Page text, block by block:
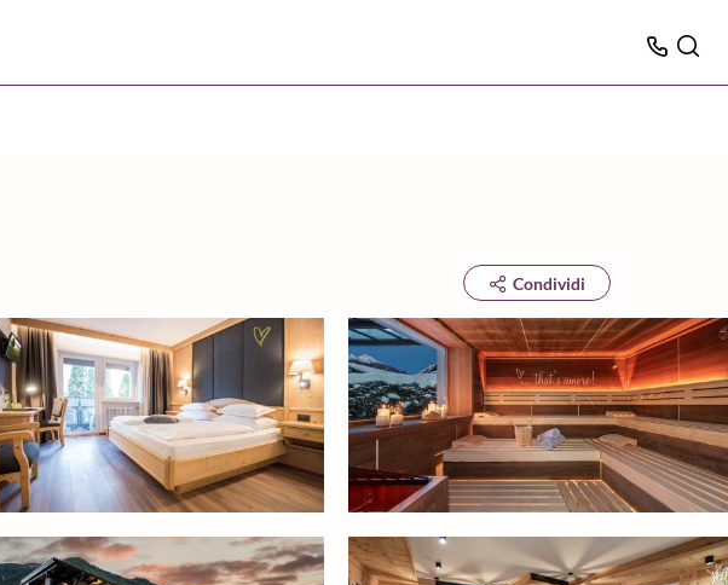
Condividi